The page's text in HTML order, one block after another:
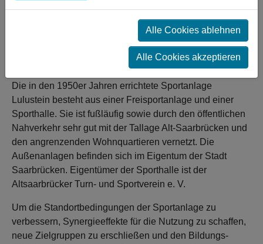
Aufwertung des Standorts bei und schafft
Kooperationsmöglichkeiten, die die Inklusion und
Integration von unterschiedlichen Bevölkerungsgruppen
Die in den 1950er Jahren errichtete Sportanlage
Lulustein besteht aus einer Freisportanlage und einer
Sporthalle. Sie ist fußläufig sowie durch den öffentlichen
Nahverkehr sehr gut mit der Tallage Alt-Saarbrücken und
den angrenzenden Wohnquartieren vernetzt. Die
Außenanlagen befinden sich im Eigentum der Stadt
Saarbrücken. Eigentümer der Sporthalle ist der
Altsaarbrücker Turn- und Sportverein e. V.
Um die Standortbedingungen der Sportanlage zu
verbessern, Synergieeffekte für die Nutzung zu schaffen,
neue Zielgruppen zu erschließen und den Bildungs-
Alle Cookies ablehnen
Alle Cookies akzeptieren